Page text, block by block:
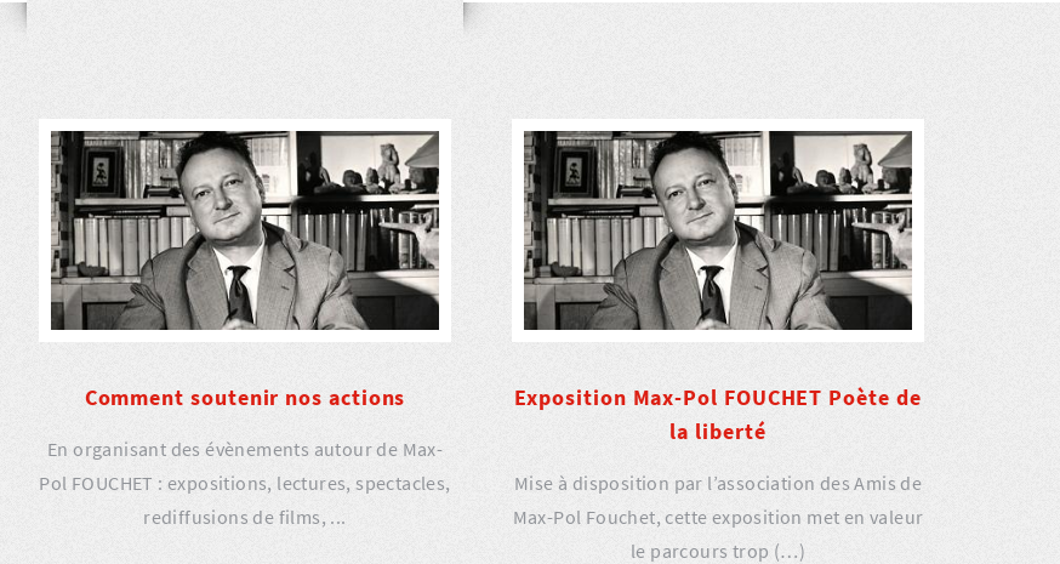
Comment soutenir nos actions
En organisant des évènements autour de Max-
Pol FOUCHET : expositions, lectures, spectacles,
rediffusions de films, ...
Exposition Max-Pol FOUCHET Poète de
la liberté
Mise à disposition par l’association des Amis de
Max-Pol Fouchet, cette exposition met en valeur
le parcours trop (…)